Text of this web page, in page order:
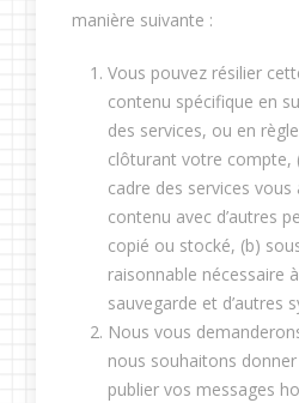
manière suivante :
Vous pouvez résilier
contenu spécifique en
des services, ou en
clôturant votre compte,
cadre des services vous
contenu avec d’autres
copié ou stocké, (b)
raisonnable nécessaire
sauvegarde et d’autres
Nous vous
nous souhaitons
publier vos messages